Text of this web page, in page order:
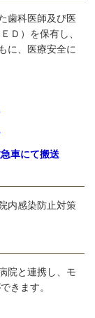
歯科医師及び医
Ｄ）を保有し、
に、医療安全に
車にて搬送
内感染防止対策
院と連携し、モ
きます。